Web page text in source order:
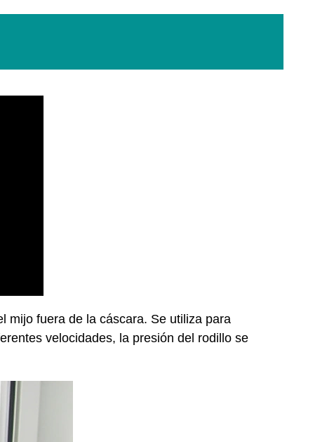
mijo fuera de la cáscara. Se utiliza para
velocidades, la presión del rodillo se